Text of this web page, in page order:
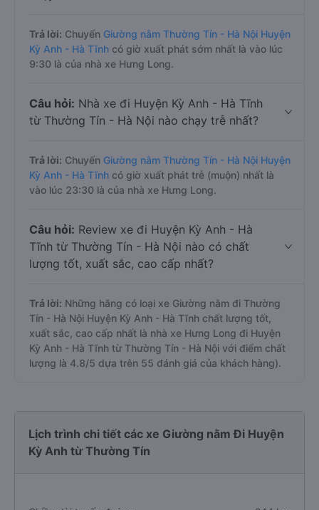
Trả lời: Chuyến Giường nằm Thường Tín - Hà Nội Huyện
Kỳ Anh - Hà Tĩnh có giờ xuất phát sớm nhất là vào lúc
9:30 là của nhà xe Hưng Long.
Câu hỏi: Nhà xe đi Huyện Kỳ Anh - Hà Tĩnh
từ Thường Tín - Hà Nội nào chạy trễ nhất?
Trả lời: Chuyến Giường nằm Thường Tín - Hà Nội Huyện
Kỳ Anh - Hà Tĩnh có giờ xuất phát trễ (muộn) nhất là
vào lúc 23:30 là của nhà xe Hưng Long.
Câu hỏi: Review xe đi Huyện Kỳ Anh - Hà
Tĩnh từ Thường Tín - Hà Nội nào có chất
lượng tốt, xuất sắc, cao cấp nhất?
Trả lời: Những hãng có loại xe Giường nằm đi Thường
Tín - Hà Nội Huyện Kỳ Anh - Hà Tĩnh chất lượng tốt,
xuất sắc, cao cấp nhất là nhà xe Hưng Long đi Huyện
Kỳ Anh - Hà Tĩnh từ Thường Tín - Hà Nội với điểm chất
lượng là 4.8/5 dựa trên 55 đánh giá của khách hàng).
Lịch trình chi tiết các xe Giường nằm Đi Huyện
Kỳ Anh từ Thường Tín